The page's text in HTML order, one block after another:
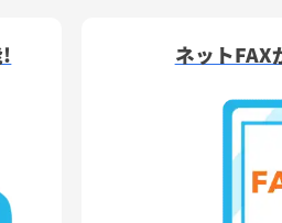
ネットFAX